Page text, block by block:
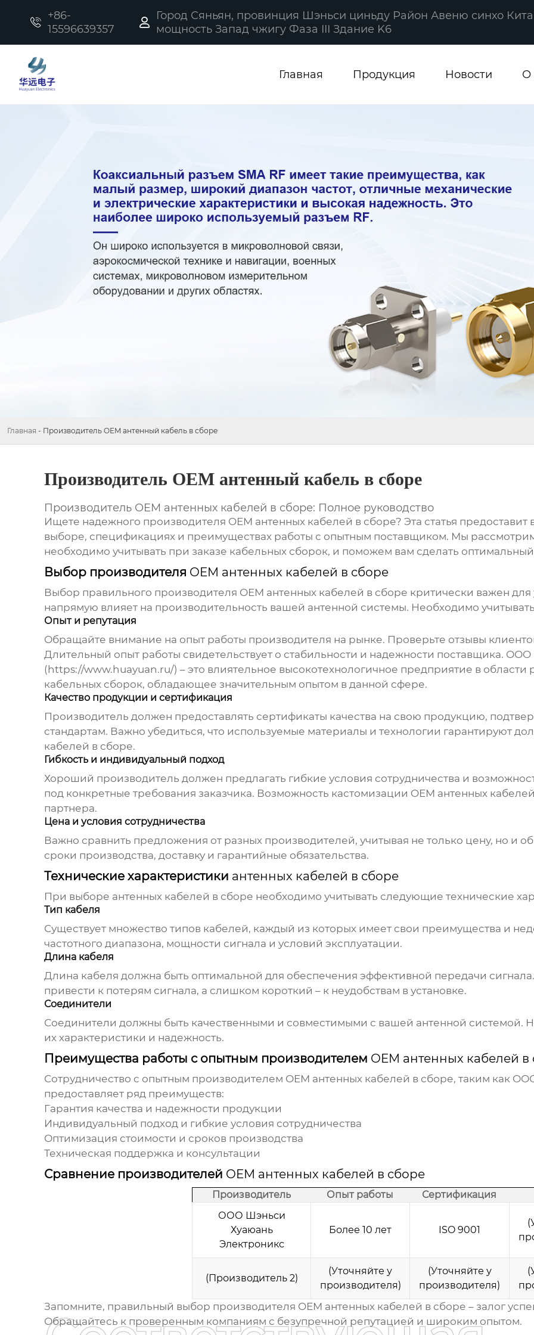

+86-
15596639357

Город Сяньян, провинция Шэньси циньду Район Авеню синхо
мощность Запад чжигу Фаза III Здание K6
Главная Продукция Новости О
Главная - Производитель OEM антенный кабель в сборе
Производитель OEM антенный кабель в сборе
Производитель OEM антенных кабелей в сборе: Полное руководство
Ищете надежного производителя OEM антенных кабелей в сборе? Эта статья
выборе, спецификациях и преимуществах работы с опытным поставщиком. Мы
необходимо учитывать при заказе кабельных сборок, и поможем вам сделать
Выбор производителя OEM антенных кабелей в сборе
Выбор правильного производителя OEM антенных кабелей в сборе критически важен для
напрямую влияет на производительность вашей антенной системы. Необходимо
Опыт и репутация
Обращайте внимание на опыт работы производителя на рынке. Проверьте отзывы
Длительный опыт работы свидетельствует о стабильности и надежности поставщика.
( https://www.huayuan.ru/) – это влиятельное высокотехнологичное предприятие в
кабельных сборок, обладающее значительным опытом в данной сфере.
Качество продукции и сертификация
Производитель должен предоставлять сертификаты качества на свою продукцию,
стандартам. Важно убедиться, что используемые материалы и технологии гарантируют
кабелей в сборе.
Гибкость и индивидуальный подход
Хороший производитель должен предлагать гибкие условия сотрудничества и
под конкретные требования заказчика. Возможность кастомизации OEM антенных
партнера.
Цена и условия сотрудничества
Важно сравнить предложения от разных производителей, учитывая не только цену, но и
сроки производства, доставку и гарантийные обязательства.
Технические характеристики антенных кабелей в сборе
При выборе антенных кабелей в сборе необходимо учитывать следующие технические
Тип кабеля
Существует множество типов кабелей, каждый из которых имеет свои преимущества и
частотного диапазона, мощности сигнала и условий эксплуатации.
Длина кабеля
Длина кабеля должна быть оптимальной для обеспечения эффективной передачи
привести к потерям сигнала, а слишком короткий – к неудобствам в установке.
Соединители
Соединители должны быть качественными и совместимыми с вашей антенной системой.
их характеристики и надежность.
Преимущества работы с опытным производителем OEM антенных кабелей в
Сотрудничество с опытным производителем OEM антенных кабелей в сборе, таким как
предоставляет ряд преимуществ:
Гарантия качества и надежности продукции
Индивидуальный подход и гибкие условия сотрудничества
Оптимизация стоимости и сроков производства
Техническая поддержка и консультации
Сравнение производителей OEM антенных кабелей в сборе
Производитель Опыт работы
Сертификация
ООО Шэньси
Хуаюань
Электроникс
Более 10 лет ISO 9001
(Производитель 2)
(Уточняйте у
производителя)
(Уточняйте у
производителя)
Запомните, правильный выбор производителя OEM антенных кабелей в сборе – залог
Обращайтесь к проверенным компаниям с безупречной репутацией и широким опытом.